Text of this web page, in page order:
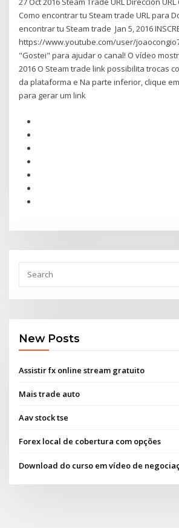
Como encontrar tu Steam trade URL para
encontrar tu Steam trade Jan 5, 2016
https://www.youtube.com/user/
"Gostei" para ajudar o canal! O vídeo
2016 O Steam trade link possibilita trocas
da plataforma e Na parte inferior, clique em
para gerar um link
New Posts
Assistir fx online stream gratuito
Mais trade auto
Aav stock tse
Forex local de cobertura com opções
Download do curso em vídeo de